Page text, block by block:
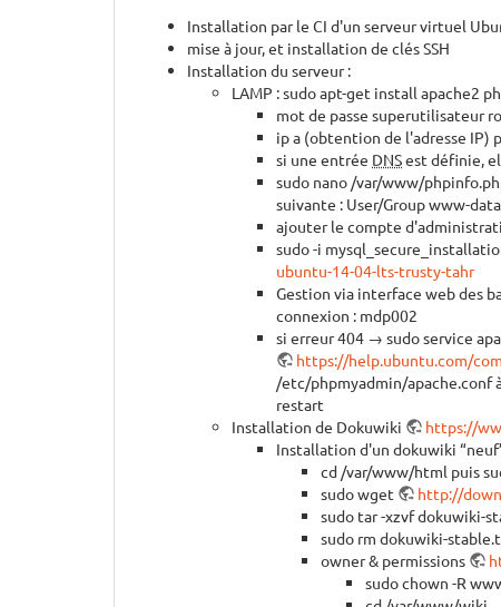
Installation par le CI d'un serveur virtuel
mise à jour, et installation de clés SSH
Installation du serveur :
LAMP : sudo apt-get install apache2
mot de passe superutilisateur
ip a (obtention de l'adresse IP)
si une entrée DNSest définie,
sudo nano /var/www/
suivante : User/Group www-
ajouter le compte
sudo -i
ubuntu-14-04-lts-trusty-tahr
Gestion via interface web des
connexion : mdp002
si erreur 404 → sudo service
https://help.ubuntu.com/
/etc/phpmyadmin/apache.conf
restart
Installation de Dokuwiki
https://
Installation d'un dokuwiki
cd /var/www/html puis
sudo wget
http://
sudo tar -xzvf dokuwiki-
sudo rm dokuwiki-
owner & permissions
sudo chown -R